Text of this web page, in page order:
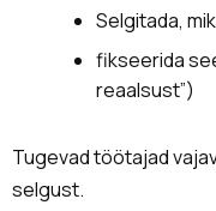
Selgitada,
fikseerida
reaalsust”)
Tugevad töötajad
selgust.